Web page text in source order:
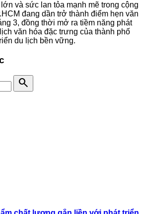
và sức lan tỏa mạnh mẽ trong cộng
đang dần trở thành điểm hẹn văn
3, đồng thời mở ra tiềm năng phát
văn hóa đặc trưng của thành phố
du lịch bền vững.
search